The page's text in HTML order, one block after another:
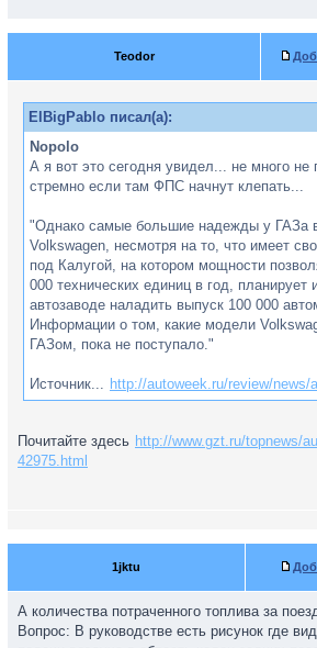
Teodor
ElBigPablo писал(а):
Nopolo
А я вот это сегодня увидел... не много не
стремно если там ФПС начнут клепать...
"Однако самые большие надежды у ГАЗа
Volkswagen, несмотря на то, что имеет
под Калугой, на котором мощности
000 технических единиц в год, планирует
автозаводе наладить выпуск 100 000
Информации о том, какие модели
ГАЗом, пока не поступало."
Источник... http://autoweek.ru/review/news/
Почитайте здесь http://www.gzt.ru/topnews/
42975.html
1jktu
А количества потраченного топлива за
Вопрос: В руководстве есть рисунок где